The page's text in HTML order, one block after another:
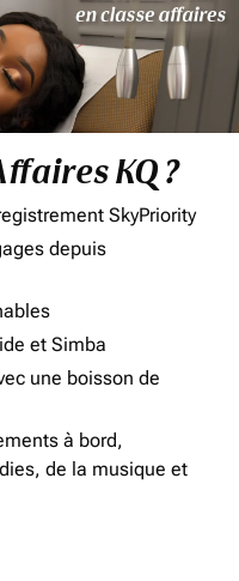
KQ ?
SkyPriority
depuis
et Simba
une boisson de
à bord,
de la musique et